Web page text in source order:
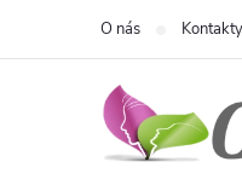
O nás Kontakty